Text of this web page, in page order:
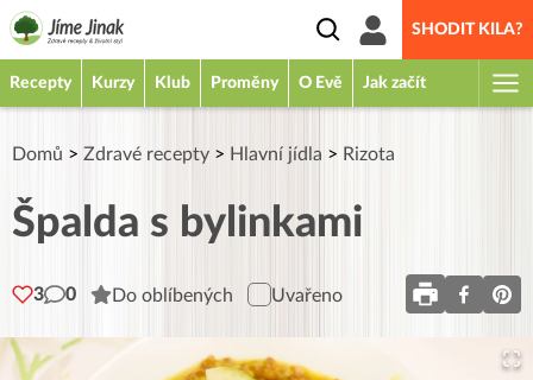
SHODIT KILA?
Recepty Kurzy Klub Proměny O Evě Jak začít
Domů > Zdravé recepty > Hlavní jídla > Rizota
Špalda s bylinkami
3 0 Do oblíbených Uvařeno